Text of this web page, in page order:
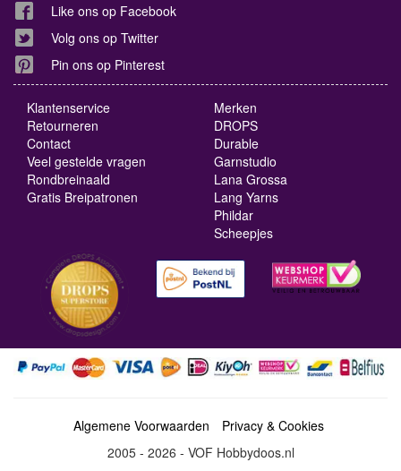
Like ons op Facebook
Volg ons op Twitter
Pin ons op Pinterest
Klantenservice
Retourneren
Contact
Veel gestelde vragen
Rondbreinaald
Gratis Breipatronen
Merken
DROPS
Durable
Garnstudio
Lana Grossa
Lang Yarns
Phildar
Scheepjes
Algemene Voorwaarden
Privacy & Cookies
2005 - 2026 - VOF Hobbydoos.nl